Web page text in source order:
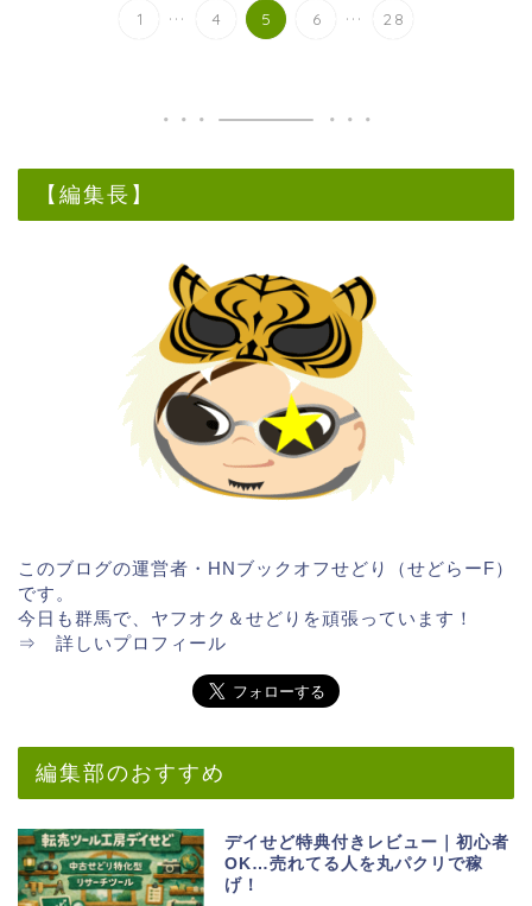
1 ... 4 5 6 ... 28
【編集長】
このブログの運営者・HNブックオフせどり（せどらーF）
です。
今日も群馬で、ヤフオク＆せどりを頑張っています！
⇒ 詳しいプロフィール
編集部のおすすめ
デイせど特典付きレビュー｜初心者
OK…売れてる人を丸パクリで稼
げ！